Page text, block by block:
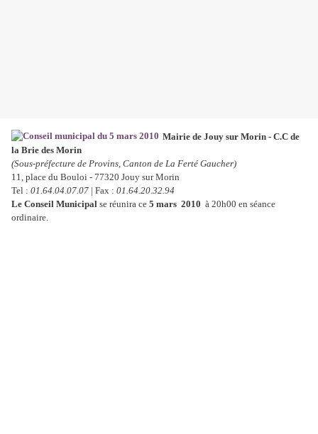
Mairie de Jouy sur Morin - C.C de
la Brie des Morin
(Sous-préfecture de Provins, Canton de La Ferté Gaucher)
11, place du Bouloi - 77320 Jouy sur Morin
Tel : 01.64.04.07.07 | Fax : 01.64.20.32.94
Le Conseil Municipal se réunira ce 5 mars 2010 à 20h00 en séance
ordinaire.